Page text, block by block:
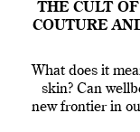
THE CULT
COUTURE
What does it
skin? Can
new frontier in